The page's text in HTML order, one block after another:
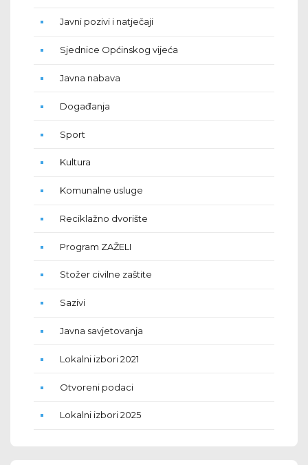
Javni pozivi i natječaji
Sjednice Općinskog vijeća
Javna nabava
Događanja
Sport
Kultura
Komunalne usluge
Reciklažno dvorište
Program ZAŽELI
Stožer civilne zaštite
Sazivi
Javna savjetovanja
Lokalni izbori 2021
Otvoreni podaci
Lokalni izbori 2025